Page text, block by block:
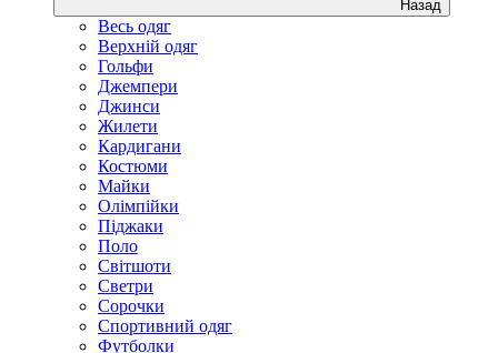
Назад
Весь одяг
Верхній одяг
Гольфи
Джемпери
Джинси
Жилети
Кардигани
Костюми
Майки
Олімпійки
Піджаки
Поло
Світшоти
Светри
Сорочки
Спортивний одяг
Футболки